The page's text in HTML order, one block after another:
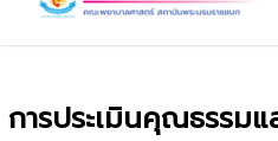
การประเมินคุณธรรมแ